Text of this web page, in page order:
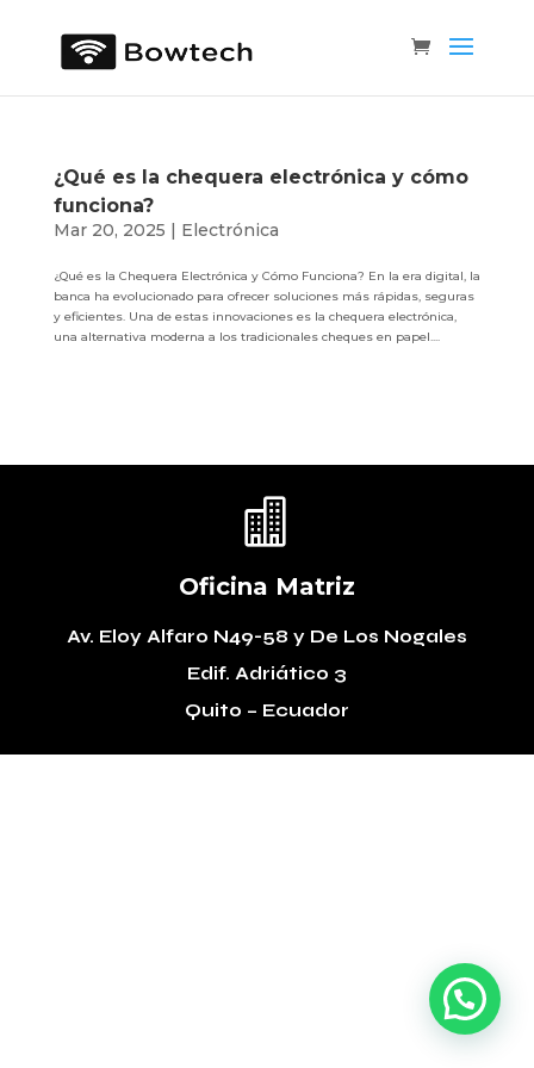
¿Qué es la chequera electrónica y cómo
funciona?
Mar 20, 2025 | Electrónica
¿Qué es la Chequera Electrónica y Cómo Funciona? En la era digital, la
banca ha evolucionado para ofrecer soluciones más rápidas, seguras
y eficientes. Una de estas innovaciones es la chequera electrónica,
una alternativa moderna a los tradicionales cheques en papel....

Oficina Matriz
Av. Eloy Alfaro N49-58 y De Los Nogales
Edif. Adriático 3
Quito – Ecuador